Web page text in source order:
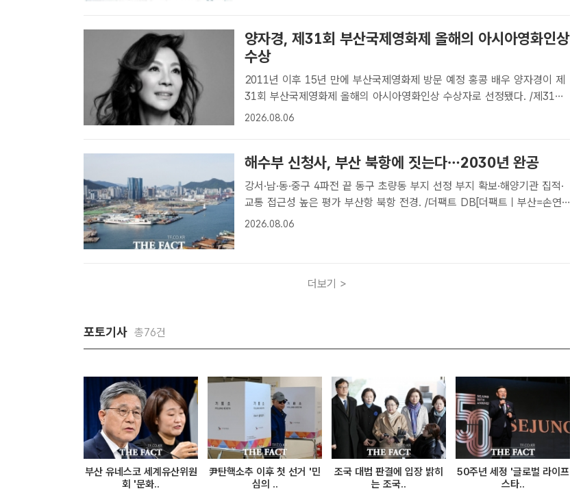
양자경, 제31회 부산국제영화제 올해의 아시아영화인상
수상
2011년 이후 15년 만에 부산국제영화제 방문 예정 홍콩 배우 양자경이 제
31회 부산국제영화제 올해의 아시아영화인상 수상자로 선정됐다. /제31회
부산국제영화제[더팩트｜박지윤 기자] 홍콩 배우 양자경이 부산국제영화제
2026.08.06
해수부 신청사, 부산 북항에 짓는다…2030년 완공
강서·남·동·중구 4파전 끝 동구 초량동 부지 선정 부지 확보·해양기관 집적·
교통 접근성 높은 평가 부산항 북항 전경. /더팩트 DB[더팩트ㅣ부산=손연
우 기자] 해양수산부 신청사가 부산시 동구 북항 1단계 재개발지역에 들어
2026.08.06
더보기 >
포토기사 총76건
부산 유네스코 세계유산위원
회 '문화..
尹탄핵소추 이후 첫 선거 '민
심의 ..
조국 대법 판결에 입장 밝히
는 조국..
50주년 세정 '글로벌 라이프
스타..